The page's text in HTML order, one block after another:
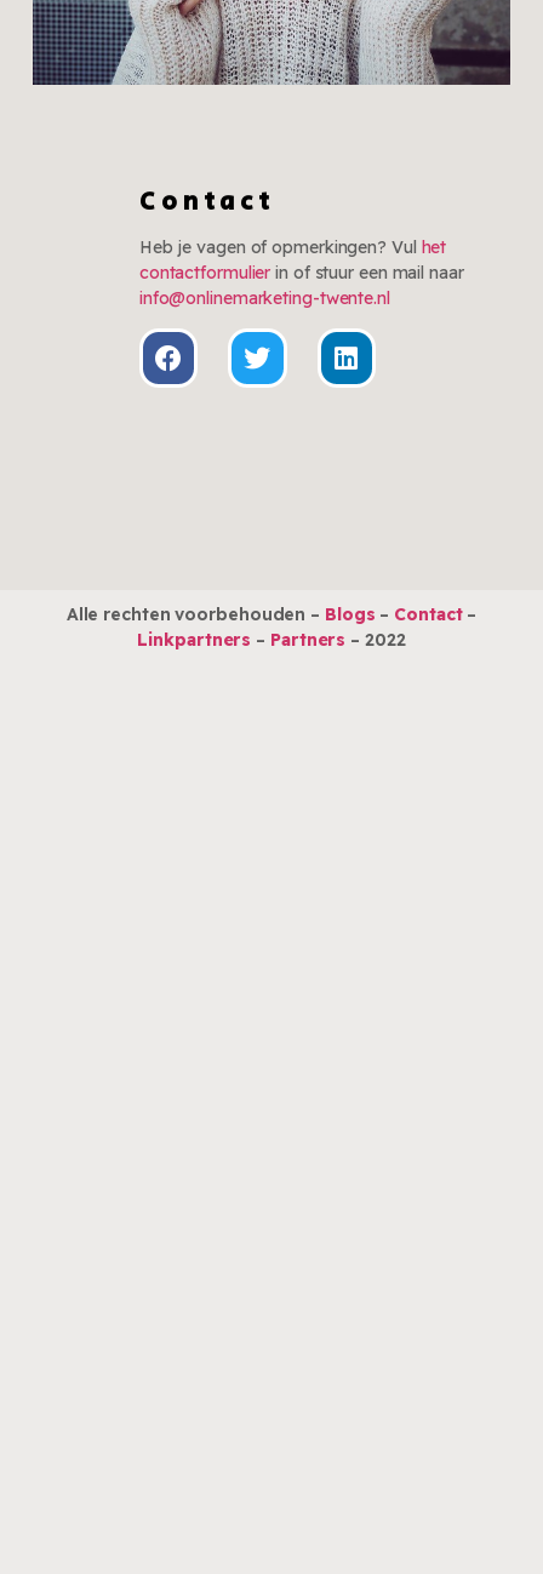
meer weg te denken
Klik hier
Contact
Heb je vagen of opmerkingen? Vul het
contactformulier in of stuur een mail naar
info@onlinemarketing-twente.nl
Alle rechten voorbehouden – Blogs – Contact –
Linkpartners – Partners – 2022